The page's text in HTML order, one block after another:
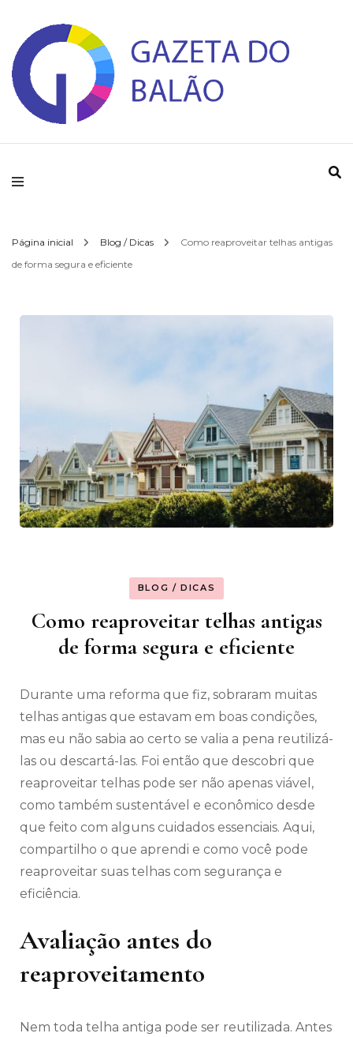
Gazeta do Balao
Página inicial Blog / Dicas
Como reaproveitar telhas antigas
de forma segura e eficiente
BLOG / DICAS
Como reaproveitar telhas antigas
de forma segura e eficiente
Durante uma reforma que fiz, sobraram muitas
telhas antigas que estavam em boas condições,
mas eu não sabia ao certo se valia a pena reutilizá-
las ou descartá-las. Foi então que descobri que
reaproveitar telhas pode ser não apenas viável,
como também sustentável e econômico desde
que feito com alguns cuidados essenciais. Aqui,
compartilho o que aprendi e como você pode
reaproveitar suas telhas com segurança e
eficiência.
Avaliação antes do
reaproveitamento
Nem toda telha antiga pode ser reutilizada. Antes